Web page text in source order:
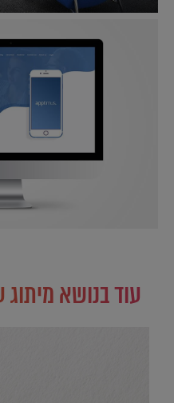
עוד בנושא מיתוג